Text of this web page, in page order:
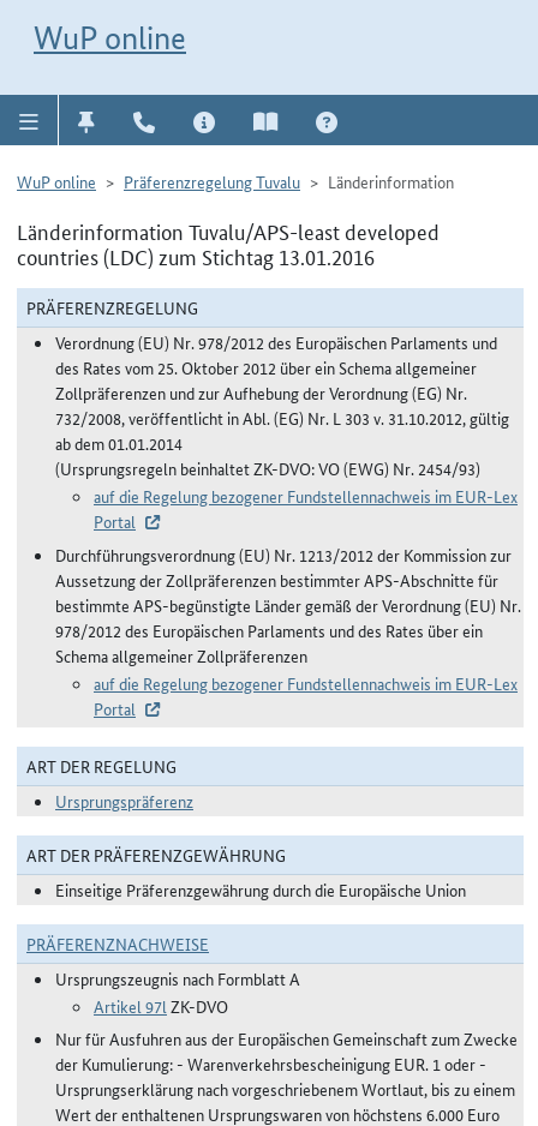
WuP online
WuP online Präferenzregelung Tuvalu Länderinformation
Länderinformation Tuvalu/APS-least developed
countries (LDC) zum Stichtag 13.01.2016
PRÄFERENZREGELUNG
Verordnung (EU) Nr. 978/2012 des Europäischen Parlaments und
des Rates vom 25. Oktober 2012 über ein Schema allgemeiner
Zollpräferenzen und zur Aufhebung der Verordnung (EG) Nr.
732/2008, veröffentlicht in Abl. (EG) Nr. L 303 v. 31.10.2012, gültig
ab dem 01.01.2014
(Ursprungsregeln beinhaltet ZK-DVO: VO (EWG) Nr. 2454/93)
auf die Regelung bezogener Fundstellennachweis im EUR-Lex
Portal
Durchführungsverordnung (EU) Nr. 1213/2012 der Kommission zur
Aussetzung der Zollpräferenzen bestimmter APS-Abschnitte für
bestimmte APS-begünstigte Länder gemäß der Verordnung (EU) Nr.
978/2012 des Europäischen Parlaments und des Rates über ein
Schema allgemeiner Zollpräferenzen
auf die Regelung bezogener Fundstellennachweis im EUR-Lex
Portal
ART DER REGELUNG
Ursprungspräferenz
ART DER PRÄFERENZGEWÄHRUNG
Einseitige Präferenzgewährung durch die Europäische Union
PRÄFERENZNACHWEISE
Ursprungszeugnis nach Formblatt A
Artikel 97lZK-DVO
Nur für Ausfuhren aus der Europäischen Gemeinschaft zum Zwecke
der Kumulierung: - Warenverkehrsbescheinigung EUR. 1 oder -
Ursprungserklärung nach vorgeschriebenem Wortlaut, bis zu einem
Wert der enthaltenen Ursprungswaren von höchstens 6.000 Euro